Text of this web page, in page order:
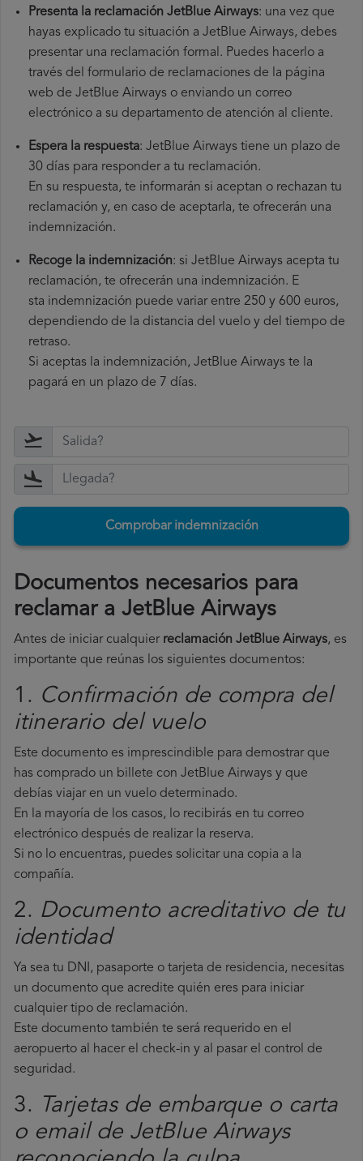
Presenta la reclamación JetBlue Airways: una vez que
hayas explicado tu situación a JetBlue Airways, debes
presentar una reclamación formal. Puedes hacerlo a
través del formulario de reclamaciones de la página
web de JetBlue Airways o enviando un correo
electrónico a su departamento de atención al cliente.
Espera la respuesta: JetBlue Airways tiene un plazo de
30 días para responder a tu reclamación.
En su respuesta, te informarán si aceptan o rechazan tu
reclamación y, en caso de aceptarla, te ofrecerán una
indemnización.
Recoge la indemnización: si JetBlue Airways acepta tu
reclamación, te ofrecerán una indemnización. E
sta indemnización puede variar entre 250 y 600 euros,
dependiendo de la distancia del vuelo y del tiempo de
retraso.
Si aceptas la indemnización, JetBlue Airways te la
pagará en un plazo de 7 días.
Comprobar indemnización
Documentos necesarios para
reclamar a JetBlue Airways
Antes de iniciar cualquier reclamación JetBlue Airways, es
importante que reúnas los siguientes documentos:
1. Confirmación de compra del
itinerario del vuelo
Este documento es imprescindible para demostrar que
has comprado un billete con JetBlue Airways y que
debías viajar en un vuelo determinado.
En la mayoría de los casos, lo recibirás en tu correo
electrónico después de realizar la reserva.
Si no lo encuentras, puedes solicitar una copia a la
compañía.
2. Documento acreditativo de tu
identidad
Ya sea tu DNI, pasaporte o tarjeta de residencia, necesitas
un documento que acredite quién eres para iniciar
cualquier tipo de reclamación.
Este documento también te será requerido en el
aeropuerto al hacer el check-in y al pasar el control de
seguridad.
3.
Tarjetas de embarque o carta
o email de JetBlue Airways